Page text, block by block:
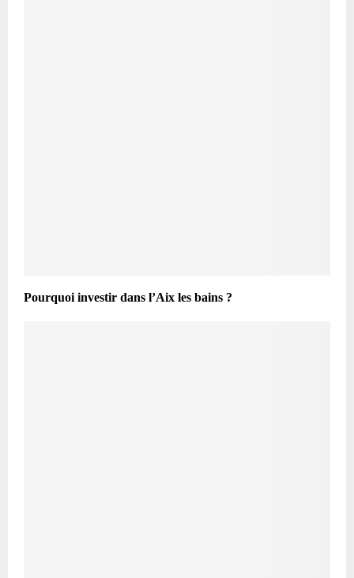
Pourquoi investir dans l’Aix les bains ?